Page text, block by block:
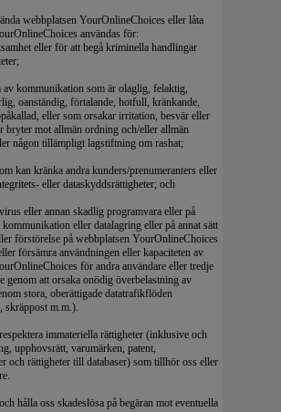
webbplatsen YourOnlineChoices eller låta
användas för:
eller för att begå kriminella handlingar
kommunikation som är olaglig, felaktig,
oanständig, förtalande, hotfull, kränkande,
eller som orsakar irritation, besvär eller
bryter mot allmän ordning och/eller allmän
någon tillämpligt lagstiftning om rashat;
kan kränka andra kunders/prenumeranters eller
eller dataskyddsrättigheter; och
eller annan skadlig programvara eller på
kommunikation eller datalagring eller på annat sätt
förstörelse på webbplatsen YourOnlineChoices
försämra användningen eller kapaciteten av
för andra användare eller tredje
genom att orsaka onödig överbelastning av
stora, oberättigade datatrafikflöden
skräppost m.m.).
immateriella rättigheter (inklusive och
upphovsrätt, varumärken, patent,
och rättigheter till databaser) som tillhör oss eller
hålla oss skadeslösa på begäran mot eventuella